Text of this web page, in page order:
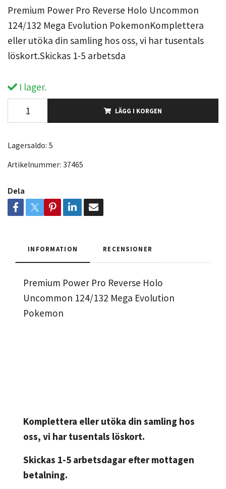
Premium Power Pro Reverse Holo Uncommon
124/132 Mega Evolution PokemonKomplettera
eller utöka din samling hos oss, vi har tusentals
löskort.Skickas 1-5 arbetsda
I lager.
LÄGG I KORGEN
Lagersaldo: 5
Artikelnummer: 37465
Dela
INFORMATION RECENSIONER
Premium Power Pro Reverse Holo
Uncommon 124/132 Mega Evolution
Pokemon
Komplettera eller utöka din samling hos
oss, vi har tusentals löskort.
Skickas 1-5 arbetsdagar efter mottagen
betalning.